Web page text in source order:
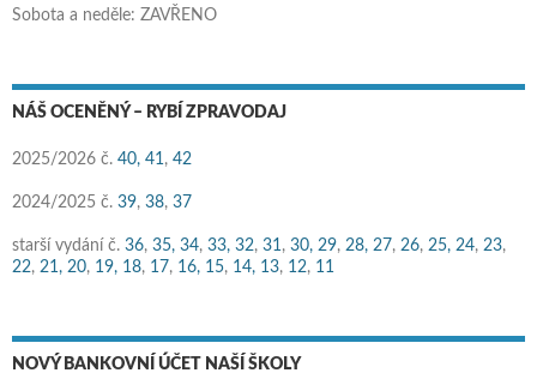
Sobota a neděle: ZAVŘENO
NÁŠ OCENĚNÝ – RYBÍ ZPRAVODAJ
2025/2026 č. 40, 41, 42
2024/2025 č. 39, 38, 37
starší vydání č. 36, 35, 34, 33, 32, 31, 30, 29, 28, 27, 26, 25, 24, 23,
22, 21, 20, 19, 18, 17, 16, 15, 14, 13, 12, 11
NOVÝ BANKOVNÍ ÚČET NAŠÍ ŠKOLY